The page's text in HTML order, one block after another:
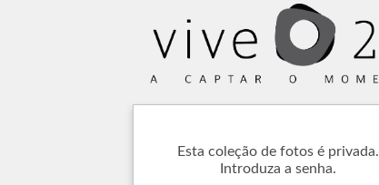
Esta coleção de fotos é privada.
Introduza a senha.